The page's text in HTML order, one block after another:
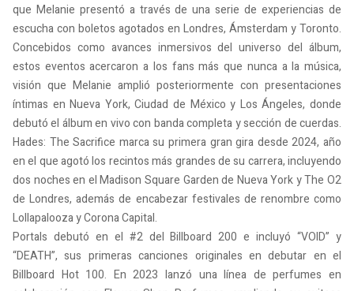
que Melanie presentó a través de una serie de experiencias de
escucha con boletos agotados en Londres, Ámsterdam y Toronto.
Concebidos como avances inmersivos del universo del álbum,
estos eventos acercaron a los fans más que nunca a la música,
visión que Melanie amplió posteriormente con presentaciones
íntimas en Nueva York, Ciudad de México y Los Ángeles, donde
debutó el álbum en vivo con banda completa y sección de cuerdas.
Hades: The Sacrifice marca su primera gran gira desde 2024, año
en el que agotó los recintos más grandes de su carrera, incluyendo
dos noches en el Madison Square Garden de Nueva York y The O2
de Londres, además de encabezar festivales de renombre como
Lollapalooza y Corona Capital.
Portals debutó en el #2 del Billboard 200 e incluyó “VOID” y
“DEATH”, sus primeras canciones originales en debutar en el
Billboard Hot 100. En 2023 lanzó una línea de perfumes en